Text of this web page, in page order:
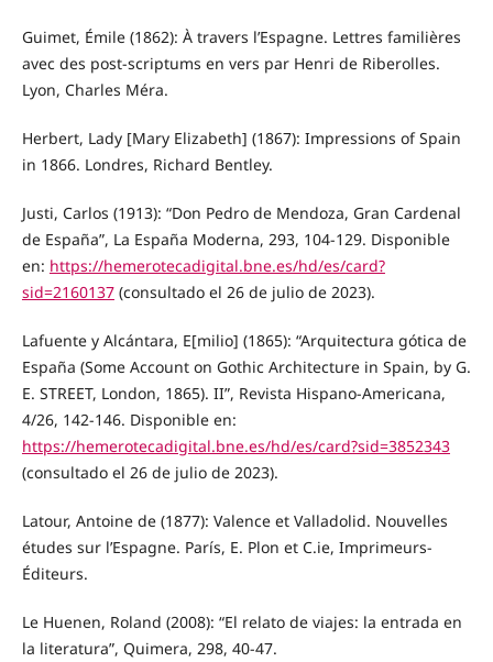
Guimet, Émile (1862): À travers l’Espagne. Lettres familières
avec des post-scriptums en vers par Henri de Riberolles.
Lyon, Charles Méra.
Herbert, Lady [Mary Elizabeth] (1867): Impressions of Spain
in 1866. Londres, Richard Bentley.
Justi, Carlos (1913): “Don Pedro de Mendoza, Gran Cardenal
de España”, La España Moderna, 293, 104-129. Disponible
en: https://hemerotecadigital.bne.es/hd/es/card?
sid=2160137(consultado el 26 de julio de 2023).
Lafuente y Alcántara, E[milio] (1865): “Arquitectura gótica de
España (Some Account on Gothic Architecture in Spain, by G.
E. STREET, London, 1865). II”, Revista Hispano-Americana,
4/26, 142-146. Disponible en:
https://hemerotecadigital.bne.es/hd/es/card?sid=3852343
(consultado el 26 de julio de 2023).
Latour, Antoine de (1877): Valence et Valladolid. Nouvelles
études sur l’Espagne. París, E. Plon et C.ie, Imprimeurs-
Éditeurs.
Le Huenen, Roland (2008): “El relato de viajes: la entrada en
la literatura”, Quimera, 298, 40-47.